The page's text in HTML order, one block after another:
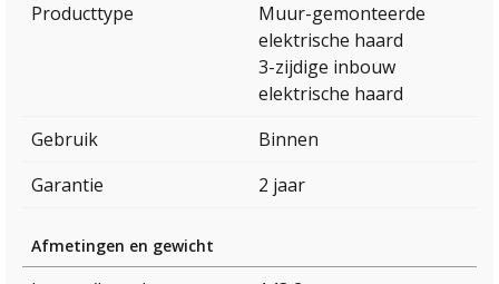
Producttype
Muur-gemonteerde
elektrische haard
3-zijdige inbouw
elektrische haard
Gebruik
Binnen
Garantie
2 jaar
Afmetingen en gewicht